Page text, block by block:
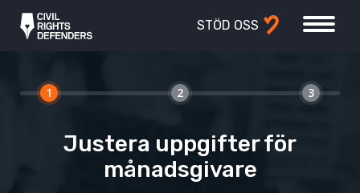
STÖD OSS
1 2 3
Justera uppgifter för
månadsgivare